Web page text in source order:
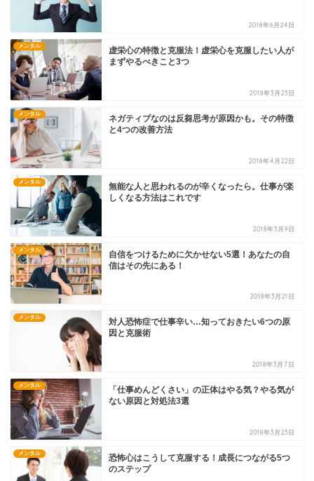
2018年6月24日
メンタル
虚栄心の特徴と克服法！虚栄心を克服したい人が
まずやるべきこと3つ
2018年3月23日
メンタル
ネガティブなのは反芻思考が原因かも。その特徴
と4つの改善方法
2018年4月22日
メンタル
無能な人と思われるのが辛くなったら。仕事が楽
しくなる方法はこれです
2018年3月9日
メンタル
自信をつけるために欠かせない5選！あなたの自
信はその先にある！
2018年3月21日
メンタル
対人恐怖症で仕事辛い…知っておきたい6つの原
因と克服術
2018年3月7日
メンタル
「仕事めんどくさい」の正体はやる気？やる気が
ない原因と対処法3選
2018年3月23日
メンタル
恐怖心はこうして克服する！成長につながる5つ
のステップ